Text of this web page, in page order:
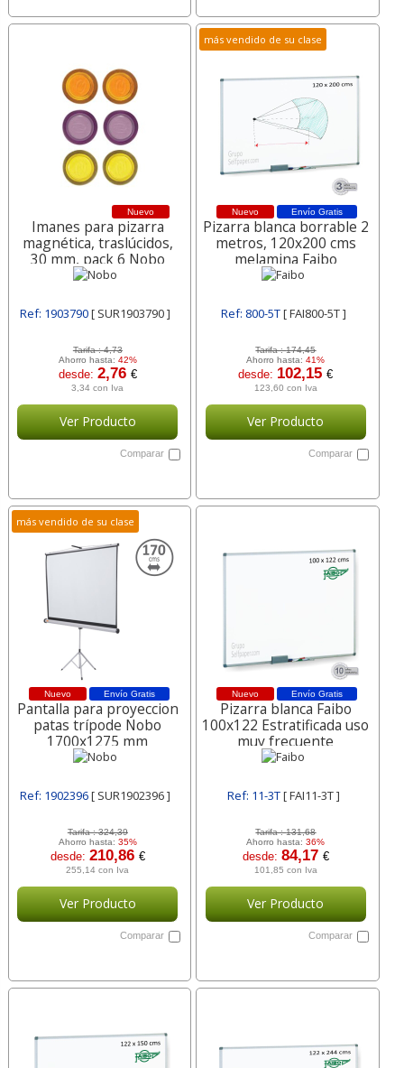
Nuevo
Imanes para pizarra
magnética, traslúcidos,
30 mm, pack 6 Nobo
Ref: 1903790[ SUR1903790 ]
Tarifa :4,73
Ahorro hasta: 42%
desde: 2,76 €
3,34 con Iva
Ver Producto
Comparar
más vendido de su clase
Envío Gratis
Nuevo
Pizarra blanca borrable 2
metros, 120x200 cms
melamina Faibo
Ref: 800-5T[ FAI800-5T ]
Tarifa :174,45
Ahorro hasta:41%
desde: 102,15€
123,60 con Iva
Ver Producto
Comparar
más vendido de su clase
Envío Gratis
Nuevo
Pantalla para proyeccion
patas trípode Nobo
1700x1275 mm
Ref: 1902396[ SUR1902396 ]
Tarifa :324,39
Ahorro hasta: 35%
desde: 210,86 €
255,14 con Iva
Ver Producto
Comparar
Envío Gratis
Nuevo
Pizarra blanca Faibo
100x122 Estratificada uso
muy frecuente
Ref: 11-3T[ FAI11-3T ]
Tarifa :131,68
Ahorro hasta:36%
desde: 84,17 €
101,85 con Iva
Ver Producto
Comparar